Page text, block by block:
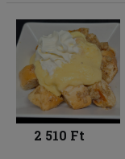
2 510 Ft